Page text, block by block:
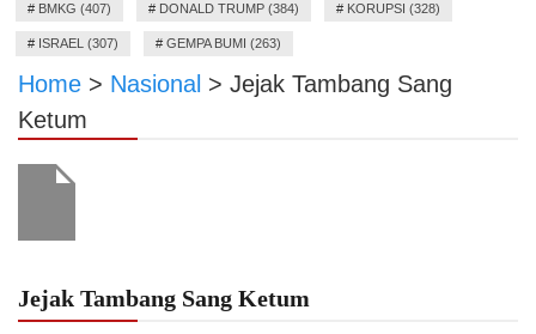
# BMKG (407) # DONALD TRUMP (384) # KORUPSI (328)
# ISRAEL (307) # GEMPA BUMI (263)
Home > Nasional > Jejak Tambang Sang
Ketum
Jejak Tambang Sang Ketum